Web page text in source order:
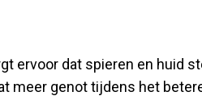
ervoor dat spieren en huid
meer genot tijdens het